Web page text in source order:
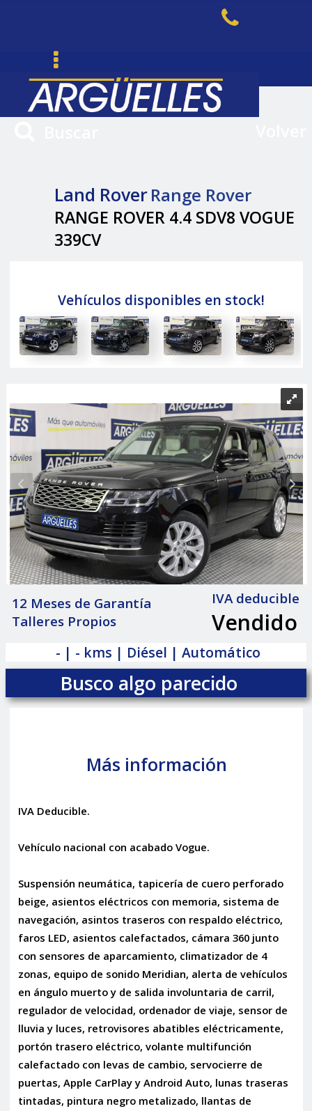
Land RoverRange Rover
RANGE ROVER 4.4 SDV8 VOGUE
339CV
Vehículos disponibles en stock!
12 Meses de Garantía
Talleres Propios
IVA deducible
Vendido
- | - kms | Diésel | Automático
Busco algo parecido
Más información
IVA Deducible.
Vehículo nacional con acabado Vogue.
Suspensión neumática, tapicería de cuero perforado
beige, asientos eléctricos con memoria, sistema de
navegación, asintos traseros con respaldo eléctrico,
faros LED, asientos calefactados, cámara 360 junto
con sensores de aparcamiento, climatizador de 4
zonas, equipo de sonido Meridian, alerta de vehículos
en ángulo muerto y de salida involuntaria de carril,
regulador de velocidad, ordenador de viaje, sensor de
lluvia y luces, retrovisores abatibles eléctricamente,
portón trasero eléctrico, volante multifunción
calefactado con levas de cambio, servocierre de
puertas, Apple CarPlay y Android Auto, lunas traseras
tintadas, pintura negro metalizado, llantas de